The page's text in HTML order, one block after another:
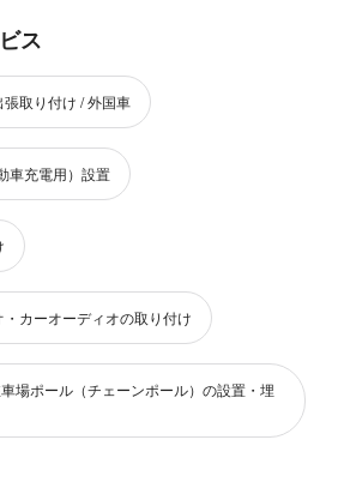
ス
張取り付け / 外国車
車充電用）設置
カーオーディオの取り付け
場ポール（チェーンポール）の設置・埋